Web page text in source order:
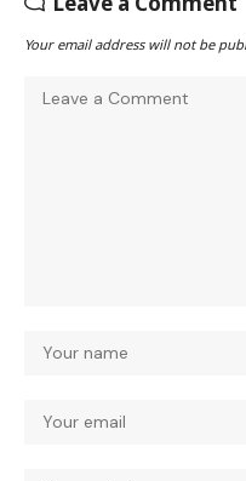
Your email address will not be